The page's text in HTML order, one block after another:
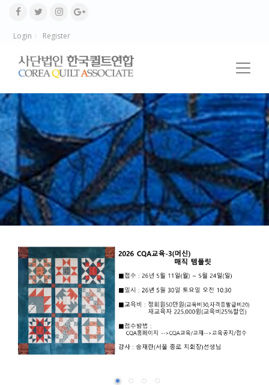
Login Register